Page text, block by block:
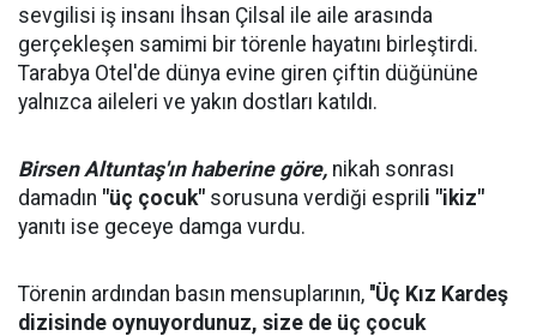
sevgilisi iş insanı İhsan Çilsal ile aile arasında
gerçekleşen samimi bir törenle hayatını birleştirdi.
Tarabya Otel'de dünya evine giren çiftin düğününe
yalnızca aileleri ve yakın dostları katıldı.
Birsen Altuntaş'ın haberine göre, nikah sonrası
damadın "üç çocuk" sorusuna verdiği espril i "ikiz"
yanıtı ise geceye damga vurdu.
Törenin ardından basın mensuplarının, ''Üç Kız Kardeş
dizisinde oynuyordunuz, size de üç çocuk